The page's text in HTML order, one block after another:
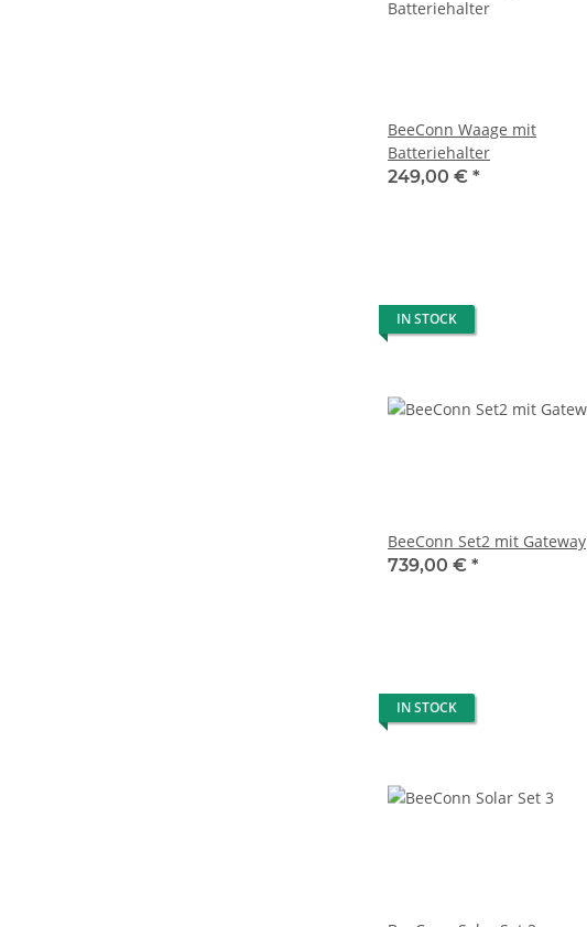
BeeConn Waage mit
Batteriehalter
249,00 € *
IN STOCK
BeeConn Set2 mit Gateway
739,00 € *
IN STOCK